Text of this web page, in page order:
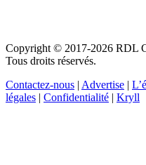
Copyright © 2017-2026 RDL
Tous droits réservés.
Contactez-nous | Advertise |
légales | Confidentialité | Kryll